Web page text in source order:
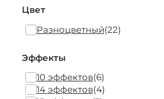
Цвет
Разноцветный(22)
Эффекты
10 эффектов(6)
14 эффектов(4)